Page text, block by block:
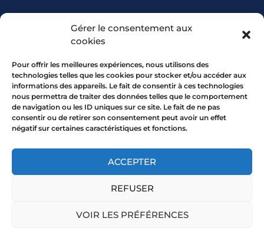
Gérer le consentement aux
cookies
Pour offrir les meilleures expériences, nous utilisons des
technologies telles que les cookies pour stocker et/ou accéder aux
informations des appareils. Le fait de consentir à ces technologies
nous permettra de traiter des données telles que le comportement
de navigation ou les ID uniques sur ce site. Le fait de ne pas
consentir ou de retirer son consentement peut avoir un effet
négatif sur certaines caractéristiques et fonctions.
ACCEPTER
REFUSER
VOIR LES PRÉFÉRENCES